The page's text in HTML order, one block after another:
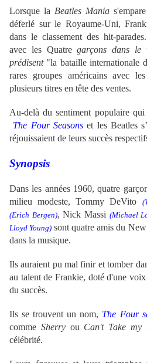
Lorsque la Beatles Mania
déferlé sur le Royaume-Uni,
dans le classement des hit-
avec les Quatregarçons dans
prédisent"la bataille internationale
rares groupes américains avec
plusieurs titres en tête des ventes.
Au-delà du sentiment populaire
The Four Seasonset les Beatles
réjouissaient de leurs succès
Synopsis
Dans les années 1960, quatre
milieu modeste, Tommy DeVito
(Erich Bergen), Nick Massi (Michael
Lloyd Young) sont quatre amis du
dans la musique.
Ils auraient pu mal finir et tomber
au talent de Frankie, doté d'une
du succès.
Ils se trouvent un nom, The Four
comme Sherryou Can't Take my
célébrité.